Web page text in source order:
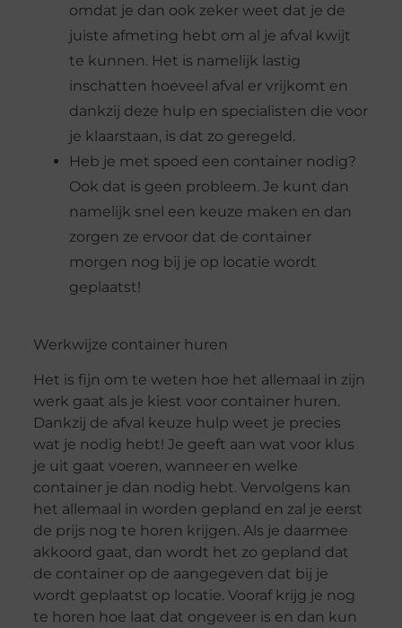
omdat je dan ook zeker weet dat je de
juiste afmeting hebt om al je afval kwijt
te kunnen. Het is namelijk lastig
inschatten hoeveel afval er vrijkomt en
dankzij deze hulp en specialisten die voor
je klaarstaan, is dat zo geregeld.
Heb je met spoed een container nodig?
Ook dat is geen probleem. Je kunt dan
namelijk snel een keuze maken en dan
zorgen ze ervoor dat de container
morgen nog bij je op locatie wordt
geplaatst!
Werkwijze container huren
Het is fijn om te weten hoe het allemaal in zijn
werk gaat als je kiest voor container huren.
Dankzij de afval keuze hulp weet je precies
wat je nodig hebt! Je geeft aan wat voor klus
je uit gaat voeren, wanneer en welke
container je dan nodig hebt. Vervolgens kan
het allemaal in worden gepland en zal je eerst
de prijs nog te horen krijgen. Als je daarmee
akkoord gaat, dan wordt het zo gepland dat
de container op de aangegeven dat bij je
wordt geplaatst op locatie. Vooraf krijg je nog
te horen hoe laat dat ongeveer is en dan kun